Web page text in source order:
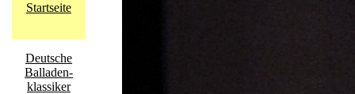
Startseite
Deutsche
Balladen-
klassiker